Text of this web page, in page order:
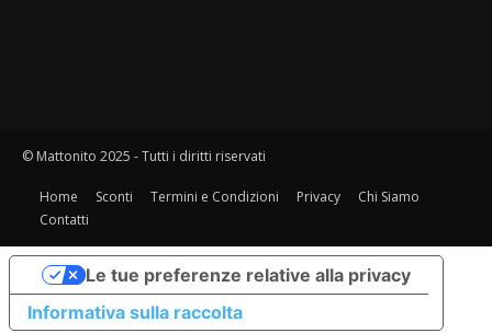
© Mattonito 2025 - Tutti i diritti riservati
Home Sconti Termini e Condizioni Privacy
Chi Siamo
Contatti
Informativa sulla raccolta
Le tue preferenze relative alla privacy